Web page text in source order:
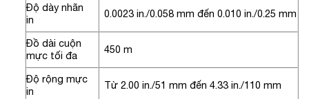
Độ dày nhãn
in
0.0023 in./0.058 mm đến 0.010 in./0.25 mm
Đồ dài cuộn
mực tối đa
450 m
Độ rộng mực
in
Từ 2.00 in./51 mm đến 4.33 in./110 mm